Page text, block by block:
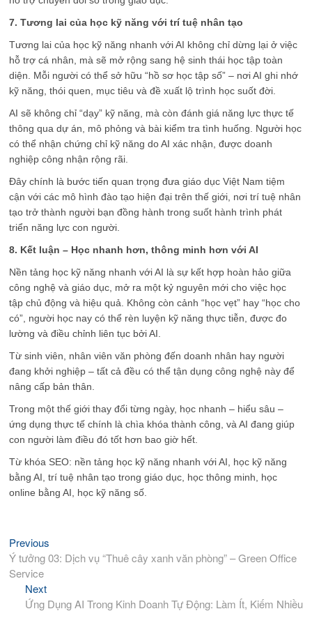
7. Tương lai của học kỹ năng với trí tuệ nhân tạo
Tương lai của học kỹ năng nhanh với AI không chỉ dừng lại ở việc
hỗ trợ cá nhân, mà sẽ mở rộng sang hệ sinh thái học tập toàn
diện. Mỗi người có thể sở hữu “hồ sơ học tập số” – nơi AI ghi nhớ
kỹ năng, thói quen, mục tiêu và đề xuất lộ trình học suốt đời.
AI sẽ không chỉ “dạy” kỹ năng, mà còn đánh giá năng lực thực tế
thông qua dự án, mô phỏng và bài kiểm tra tình huống. Người học
có thể nhận chứng chỉ kỹ năng do AI xác nhận, được doanh
nghiệp công nhận rộng rãi.
Đây chính là bước tiến quan trọng đưa giáo dục Việt Nam tiệm
cận với các mô hình đào tạo hiện đại trên thế giới, nơi trí tuệ nhân
tạo trở thành người bạn đồng hành trong suốt hành trình phát
triển năng lực con người.
8. Kết luận – Học nhanh hơn, thông minh hơn với AI
Nền tảng học kỹ năng nhanh với AI là sự kết hợp hoàn hảo giữa
công nghệ và giáo dục, mở ra một kỷ nguyên mới cho việc học
tập chủ động và hiệu quả. Không còn cảnh “học vẹt” hay “học cho
có”, người học nay có thể rèn luyện kỹ năng thực tiễn, được đo
lường và điều chỉnh liên tục bởi AI.
Từ sinh viên, nhân viên văn phòng đến doanh nhân hay người
đang khởi nghiệp – tất cả đều có thể tận dụng công nghệ này để
nâng cấp bản thân.
Trong một thế giới thay đổi từng ngày, học nhanh – hiểu sâu –
ứng dụng thực tế chính là chìa khóa thành công, và AI đang giúp
con người làm điều đó tốt hơn bao giờ hết.
Từ khóa SEO: nền tảng học kỹ năng nhanh với AI, học kỹ năng
bằng AI, trí tuệ nhân tạo trong giáo dục, học thông minh, học
online bằng AI, học kỹ năng số.
Điều
hướng
bài
viết
Previous
post:
Ý tưởng 03: Dịch vụ “Thuê cây xanh văn phòng” – Green Office
Service
NextNext
post:
Ứng Dụng AI Trong Kinh Doanh Tự Động: Làm Ít, Kiếm Nhiều